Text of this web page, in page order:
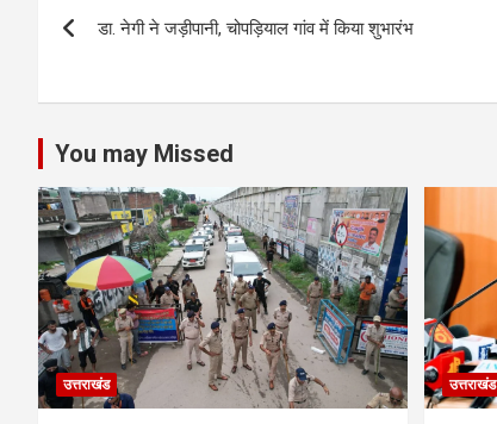
A
p
o
k
g n
navigation
डा. नेगी ने जड़ीपानी, चोपड़ियाल गांव में किया शुभारंभ
You may Missed
उत्तराखंड उत्तराखंड